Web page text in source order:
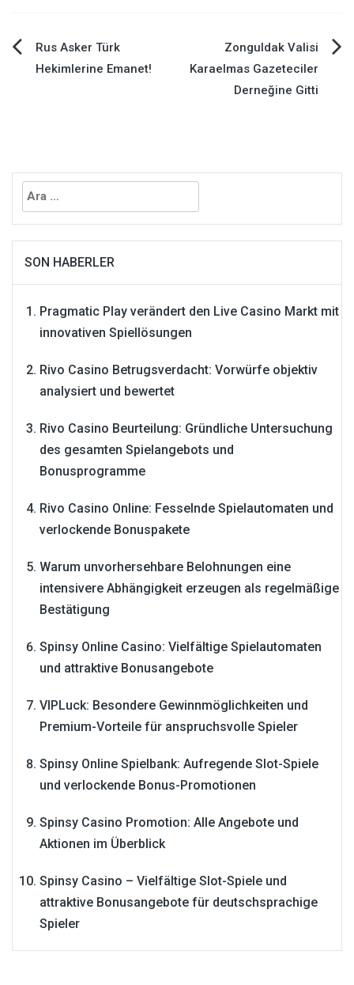
YazıRus Asker Türk
Hekimlerine Emanet!
Zonguldak Valisi
Karaelmas Gazeteciler
Derneğine Gitti
Arama:
SON HABERLER
Pragmatic Play verändert den Live Casino Markt mit
innovativen Spiellösungen
Rivo Casino Betrugsverdacht: Vorwürfe objektiv
analysiert und bewertet
Rivo Casino Beurteilung: Gründliche Untersuchung
des gesamten Spielangebots und
Bonusprogramme
Rivo Casino Online: Fesselnde Spielautomaten und
verlockende Bonuspakete
Warum unvorhersehbare Belohnungen eine
intensivere Abhängigkeit erzeugen als regelmäßige
Bestätigung
Spinsy Online Casino: Vielfältige Spielautomaten
und attraktive Bonusangebote
VIPLuck: Besondere Gewinnmöglichkeiten und
Premium-Vorteile für anspruchsvolle Spieler
Spinsy Online Spielbank: Aufregende Slot-Spiele
und verlockende Bonus-Promotionen
Spinsy Casino Promotion: Alle Angebote und
Aktionen im Überblick
Spinsy Casino – Vielfältige Slot-Spiele und
attraktive Bonusangebote für deutschsprachige
Spieler